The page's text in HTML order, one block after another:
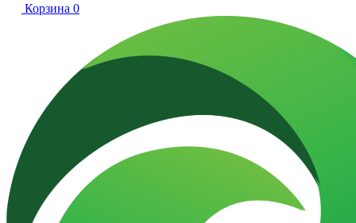
Корзина 0